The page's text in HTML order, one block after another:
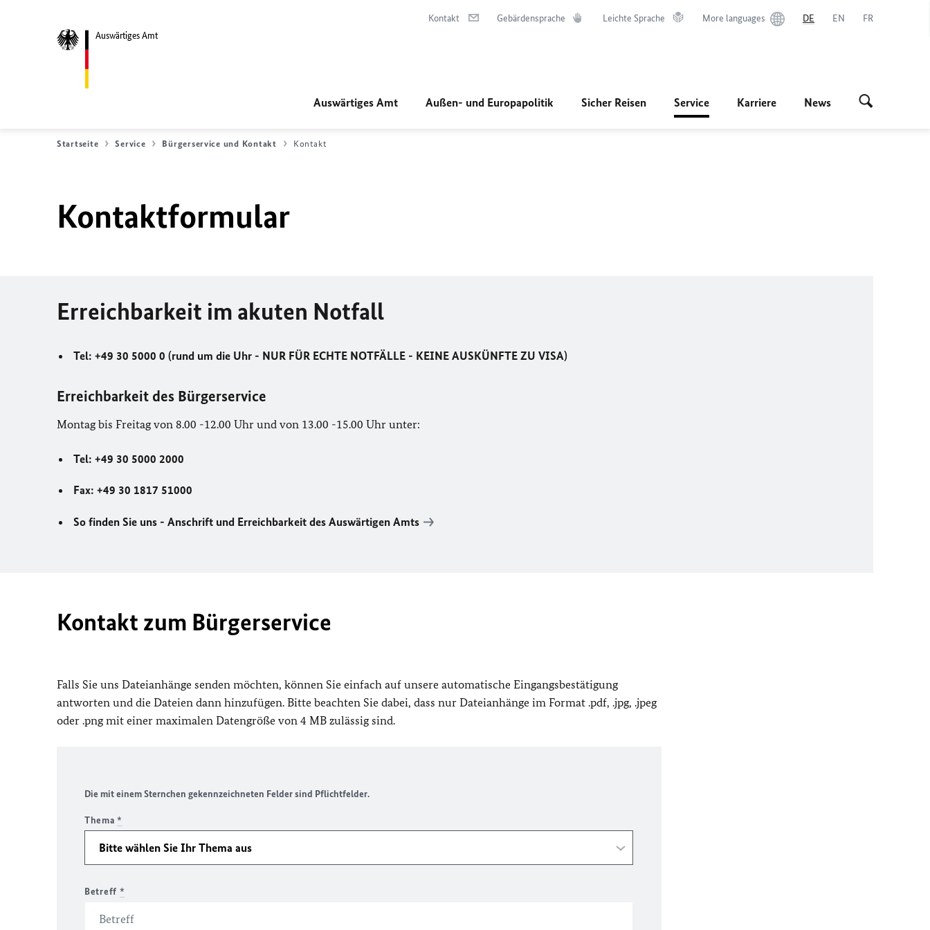
Auswärtiges Amt
Kontakt Gebärdensprache Leichte Sprache More languages DE EN FR
Auswärtiges Amt Außen- und Europapolitik Sicher Reisen Service Karriere News
Startseite Service Bürgerservice und Kontakt Kontakt
Kontaktformular
Erreichbarkeit im akuten Notfall
Tel: +49 30 5000 0 (rund um die Uhr - NUR FÜR ECHTE NOTFÄLLE - KEINE AUSKÜNFTE ZU VISA)
Erreichbarkeit des Bürgerservice
Montag bis Freitag von 8.00 -12.00 Uhr und von 13.00 -15.00 Uhr unter:
Tel: +49 30 5000 2000
Fax: +49 30 1817 51000
So finden Sie uns - Anschrift und Erreichbarkeit des Auswärtigen Amts
Kontakt zum Bürgerservice
Falls Sie uns Dateianhänge senden möchten, können Sie einfach auf unsere automatische Eingangsbestätigung
antworten und die Dateien dann hinzufügen. Bitte beachten Sie dabei, dass nur Dateianhänge im Format .pdf, .jpg, .jpeg
oder .png mit einer maximalen Datengröße von 4 MB zulässig sind.
Die mit einem Sternchen gekennzeichneten Felder sind Pflichtfelder.
Thema*
Betreff *